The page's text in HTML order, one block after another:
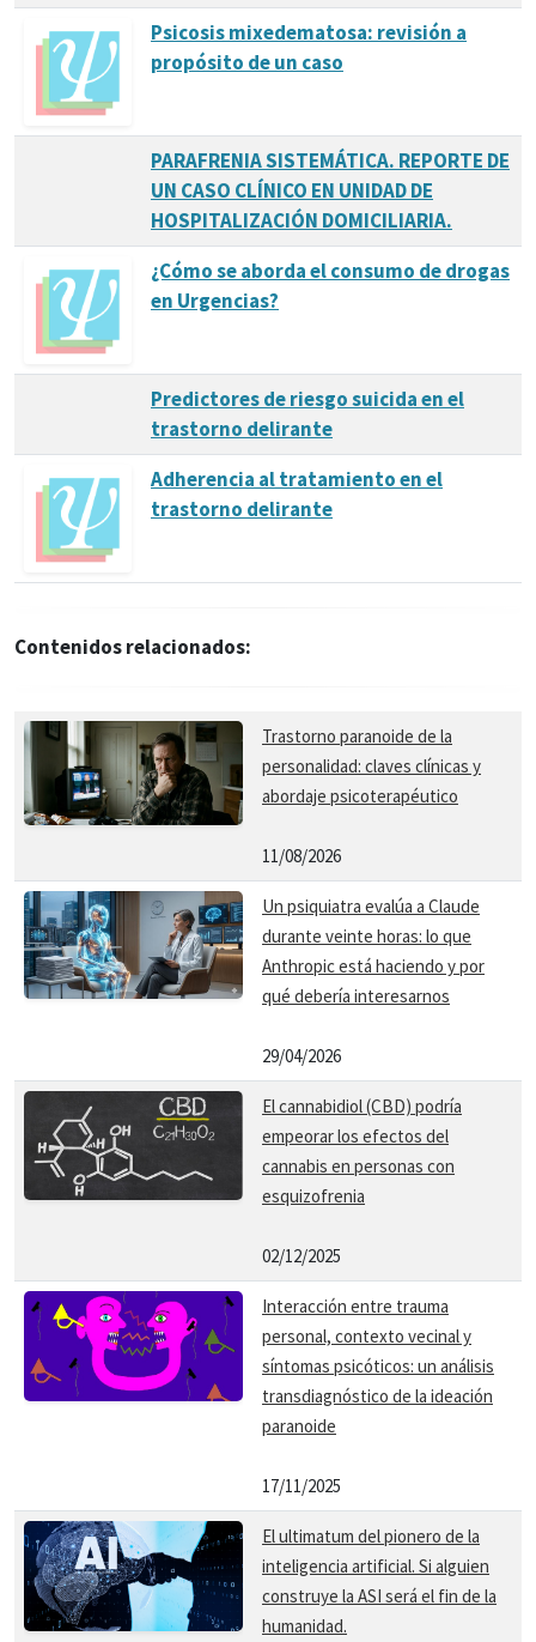
Psicosis mixedematosa: revisión a
propósito de un caso
PARAFRENIA SISTEMÁTICA. REPORTE DE
UN CASO CLÍNICO EN UNIDAD DE
HOSPITALIZACIÓN DOMICILIARIA.
¿Cómo se aborda el consumo de drogas
en Urgencias?
Predictores de riesgo suicida en el
trastorno delirante
Adherencia al tratamiento en el
trastorno delirante
Contenidos relacionados:
Trastorno paranoide de la
personalidad: claves clínicas y
abordaje psicoterapéutico
11/08/2026
Un psiquiatra evalúa a Claude
durante veinte horas: lo que
Anthropic está haciendo y por
qué debería interesarnos
29/04/2026
El cannabidiol (CBD) podría
empeorar los efectos del
cannabis en personas con
esquizofrenia
02/12/2025
Interacción entre trauma
personal, contexto vecinal y
síntomas psicóticos: un análisis
transdiagnóstico de la ideación
paranoide
17/11/2025
El ultimatum del pionero de la
inteligencia artificial. Si alguien
construye la ASI será el fin de la
humanidad.